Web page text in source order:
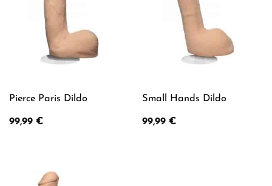
Pierce Paris Dildo
99,99 €
Small Hands Dildo
99,99 €